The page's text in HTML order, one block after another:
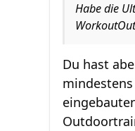
Habe die
Du hast